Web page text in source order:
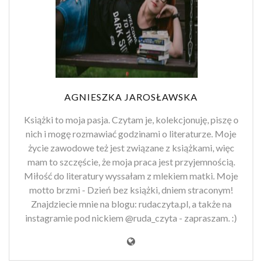
AGNIESZKA JAROSŁAWSKA
Książki to moja pasja. Czytam je, kolekcjonuję, piszę o
nich i mogę rozmawiać godzinami o literaturze. Moje
życie zawodowe też jest związane z książkami, więc
mam to szczęście, że moja praca jest przyjemnością.
Miłość do literatury wyssałam z mlekiem matki. Moje
motto brzmi - Dzień bez książki, dniem straconym!
Znajdziecie mnie na blogu: rudaczyta.pl, a także na
instagramie pod nickiem @ruda_czyta - zapraszam. :)